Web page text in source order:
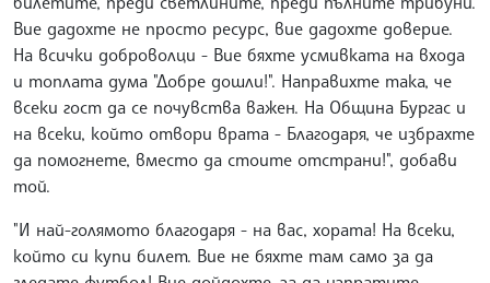
Вие дадохте не просто ресурс, вие дадохте доверие.
На всички доброволци - Вие бяхте усмивката на входа
и топлата дума "Добре дошли!". Направихте така, че
всеки гост да се почувства важен. На Община Бургас и
на всеки, който отвори врата - Благодаря, че избрахте
да помогнете, вместо да стоите отстрани!", добави
той.
"И най-голямото благодаря - на вас, хората! На всеки,
който си купи билет. Вие не бяхте там само за да